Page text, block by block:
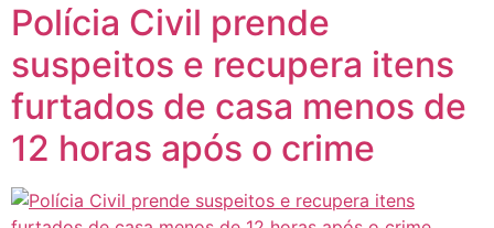
Polícia Civil prende
suspeitos e recupera itens
furtados de casa menos de
12 horas após o crime